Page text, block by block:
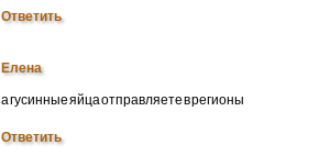
Ответить
Елена
а гусинные яйца отправляете в регионы
Ответить